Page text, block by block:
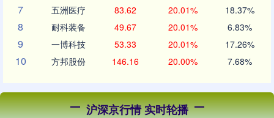
7 五洲医疗 83.62 20.01% 18.37%
8 耐科装备 49.67 20.01% 6.83%
9 一博科技 53.33 20.01% 17.26%
10 方邦股份 146.16 20.00% 7.68%
沪深京行情 实时轮播